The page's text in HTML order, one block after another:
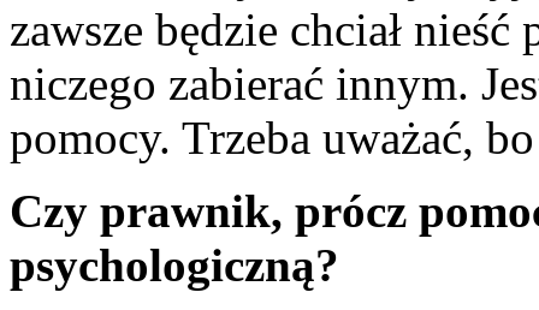
zawsze będzie chciał
niczego zabierać innym.
pomocy. Trzeba uważać,
Czy prawnik, prócz
psychologiczną?